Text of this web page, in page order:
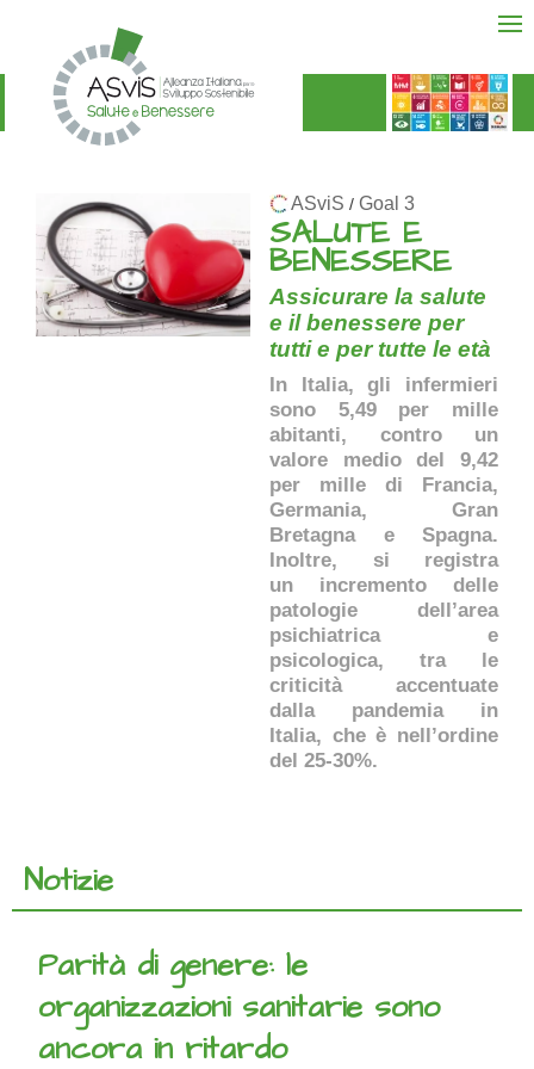
ASviS / Goal 3
SALUTE E
BENESSERE
Assicurare la salute
e il benessere per
tutti e per tutte le età
In Italia, gli infermieri
sono 5,49 per mille
abitanti, contro un
valore medio del 9,42
per mille di Francia,
Germania, Gran
Bretagna e Spagna.
Inoltre, si registra
un incremento delle
patologie dell’area
psichiatrica e
psicologica, tra le
criticità accentuate
dalla pandemia in
Italia, che è nell’ordine
del 25-30%.
Notizie
Parità di genere: le
organizzazioni sanitarie sono
ancora in ritardo